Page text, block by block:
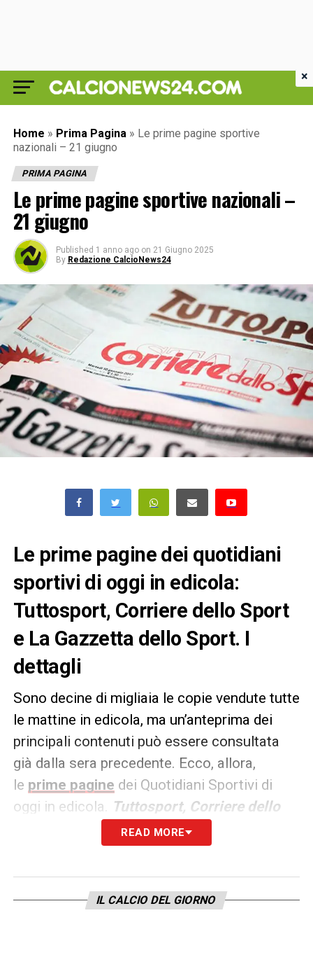
Home » Prima Pagina » Le prime pagine sportive
nazionali – 21 giugno
PRIMA PAGINA
Le prime pagine sportive nazionali –
21 giugno
Published 1 anno ago on 21 Giugno 2025
By Redazione CalcioNews24
Le prime pagine dei quotidiani
sportivi di oggi in edicola:
Tuttosport, Corriere dello Sport
e La Gazzetta dello Sport. I
dettagli
Sono decine di migliaia le copie vendute tutte
le mattine in edicola, ma un’anteprima dei
principali contenuti può essere consultata
già dalla sera precedente. Ecco, allora,
le prime pagine dei Quotidiani Sportivi di
oggi in edicola.
Tuttosport, Corriere dello
Sport e La Gazzetta dello
rappresentano i principali quotidiani
giorno tanto per gli addetti ai lavori quanto
per gli appassionati.
READ MORE
IL CALCIO DEL GIORNO
×